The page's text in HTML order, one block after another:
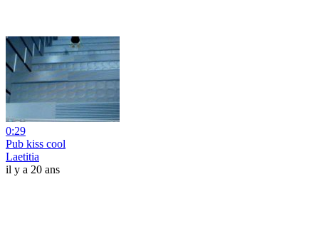
0:29
Pub kiss cool
Laetitia
il y a 20 ans